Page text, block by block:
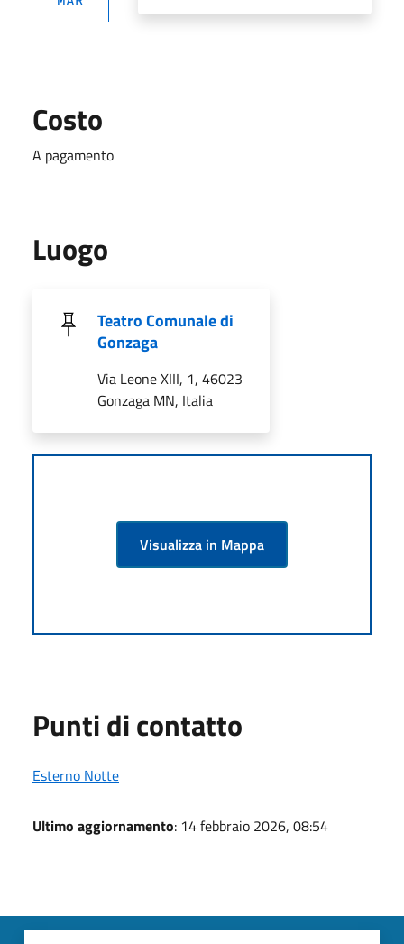
Costo
A pagamento
Luogo
Teatro Comunale di
Gonzaga
Via Leone XIII, 1, 46023
Gonzaga MN, Italia
Visualizza in Mappa
Punti di contatto
Esterno Notte
Ultimo aggiornamento: 14 febbraio 2026, 08:54